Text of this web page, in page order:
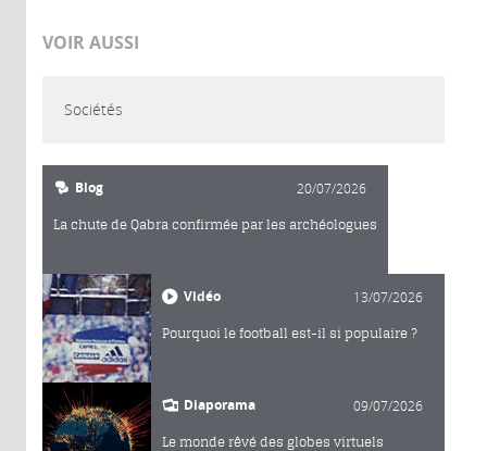
VOIR AUSSI
Sociétés
Blog 20/07/2026
La chute de Qabra confirmée par les archéologues
Vidéo 13/07/2026
Pourquoi le football est-il si populaire ?
Diaporama 09/07/2026
Le monde rêvé des globes virtuels